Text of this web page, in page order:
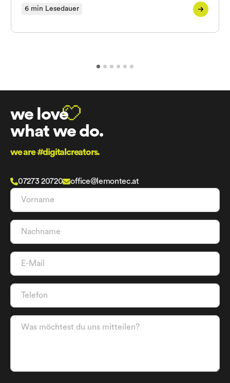
6 min Lesedauer
we love
what we do.
we are #digitalcreators.
07273 20720 office@lemontec.at